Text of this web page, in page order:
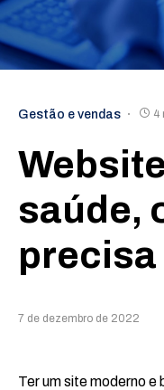
Gestão e vendas 4
saúde,
precisa
7 de dezembro de 2022
Ter um site moderno